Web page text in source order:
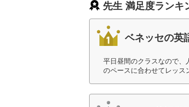
先生 満足度ランキ
ベネッセの英
平日昼間のクラスなので、
のペースに合わせてレッス